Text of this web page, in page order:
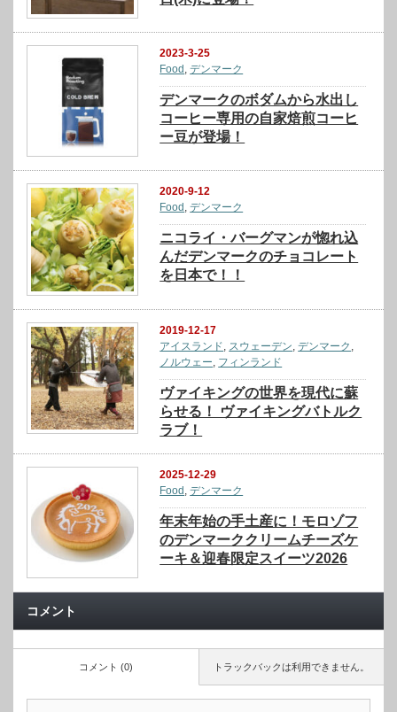
2023-3-25
Food ,デンマーク
デンマークのボダムから水出し
コーヒー専用の自家焙煎コーヒ
ー豆が登場！
2020-9-12
Food ,デンマーク
ニコライ・バーグマンが惚れ込
んだデンマークのチョコレート
を日本で！！
2019-12-17
アイスランド
スウェーデン ,デンマーク
ノルウェー フィンランド
ヴァイキングの世界を現代に蘇
らせる！ ヴァイキングバトルク
ラブ！
2025-12-29
Food ,デンマーク
年末年始の手土産に！モロゾフ
のデンマーククリームチーズケ
ーキ＆迎春限定スイーツ2026
コメント
トラックバックは利用できません。
コメント (0)